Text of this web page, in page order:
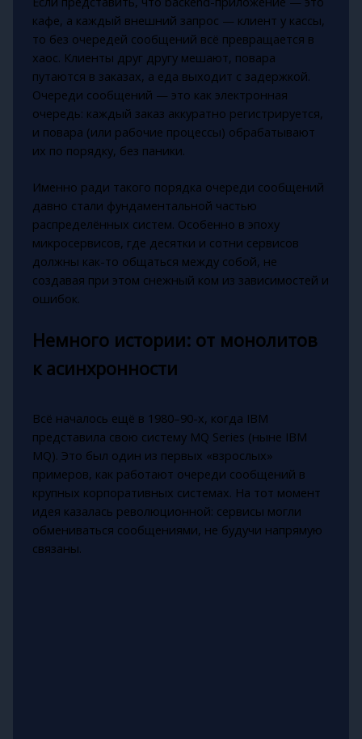
кафе, а каждый внешний запрос — клиент у кассы,
то без очередей сообщений всё превращается в
хаос. Клиенты друг другу мешают, повара
путаются в заказах, а еда выходит с задержкой.
Очереди сообщений — это как электронная
очередь: каждый заказ аккуратно регистрируется,
и повара (или рабочие процессы) обрабатывают
их по порядку, без паники.
Именно ради такого порядка очереди сообщений
давно стали фундаментальной частью
распределённых систем. Особенно в эпоху
микросервисов, где десятки и сотни сервисов
должны как-то общаться между собой, не
создавая при этом снежный ком из зависимостей и
ошибок.
Немного истории: от монолитов
к асинхронности
Всё началось ещё в 1980–90-х, когда IBM
представила свою систему MQ Series (ныне IBM
MQ). Это был один из первых «взрослых»
примеров, как работают очереди сообщений в
крупных корпоративных системах. На тот момент
идея казалась революционной: сервисы могли
обмениваться сообщениями, не будучи напрямую
связаны.